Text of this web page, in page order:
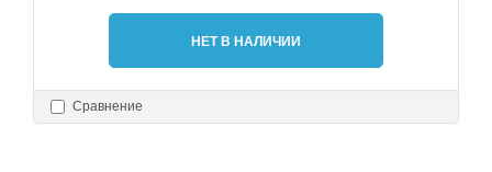
НЕТ В НАЛИЧИИ
Сравнение